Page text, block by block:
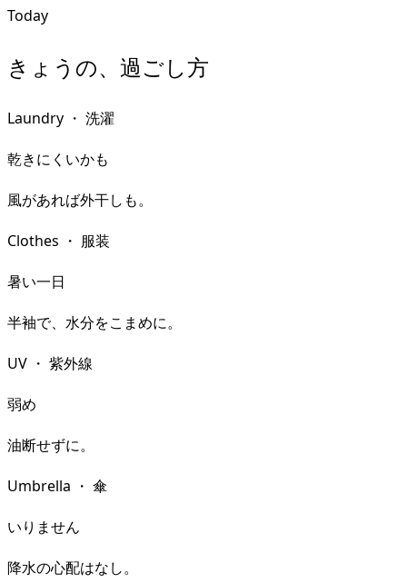
Today
きょうの、過ごし方
Laundry ・ 洗濯
乾きにくいかも
風があれば外干しも。
Clothes ・ 服装
暑い一日
半袖で、水分をこまめに。
UV ・ 紫外線
弱め
油断せずに。
Umbrella ・ 傘
いりません
降水の心配はなし。